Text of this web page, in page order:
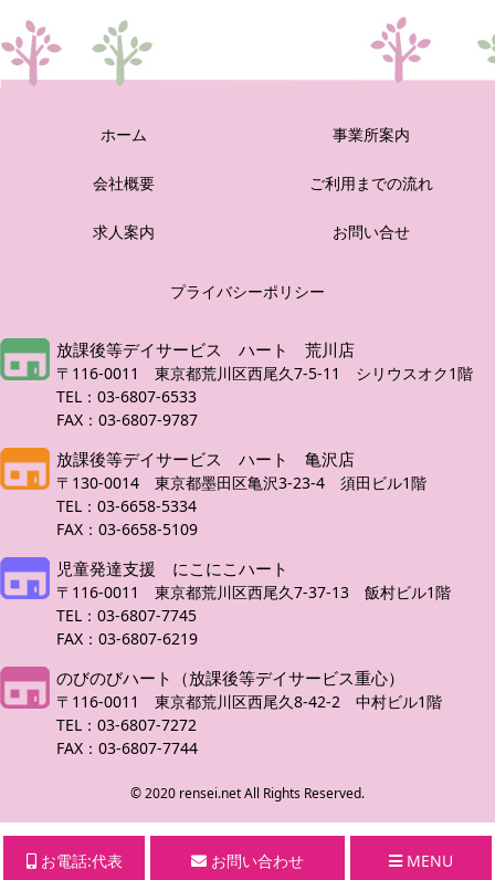
ホーム 事業所案内
会社概要 ご利用までの流れ
求人案内 お問い合せ
プライバシーポリシー
放課後等デイサービス ハート 荒川店
〒116-0011 東京都荒川区西尾久7-5-11 シリウスオク1階
TEL：03-6807-6533
FAX：03-6807-9787
放課後等デイサービス ハート 亀沢店
〒130-0014 東京都墨田区亀沢3-23-4 須田ビル1階
TEL：03-6658-5334
FAX：03-6658-5109
児童発達支援 にこにこハート
〒116-0011 東京都荒川区西尾久7-37-13 飯村ビル1階
TEL：03-6807-7745
FAX：03-6807-6219
のびのびハート（放課後等デイサービス重心）
〒116-0011 東京都荒川区西尾久8-42-2 中村ビル1階
TEL：03-6807-7272
FAX：03-6807-7744
© 2020 rensei.net All Rights Reserved.
お電話:代表 お問い合わせ MENU